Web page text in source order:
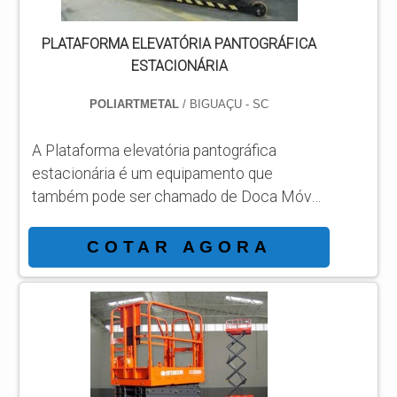
PLATAFORMA ELEVATÓRIA PANTOGRÁFICA
ESTACIONÁRIA
POLIARTMETAL/ BIGUAÇU - SC
A Plataforma elevatória pantográfica
estacionária é um equipamento que
também pode ser chamado de Doca Móvel
com acionamento por uma bomba
hidráulica manual usada no processo
industrial para melhoria na produção e
movimentação dos materiais. O produto é
construído com técnicas modernas e
projetado de acordo com as
particularidades dos clientes para as mais
COTAR AGORA